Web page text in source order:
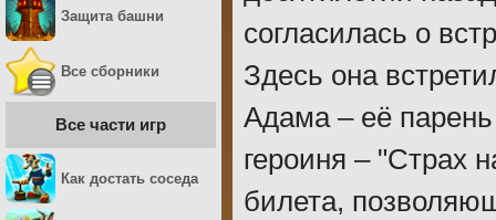
согласилась о
Здесь она
Адама – её парень
героиня – "Страх
билета,
Защита башни
Все сборники
Все части игр
Как достать соседа